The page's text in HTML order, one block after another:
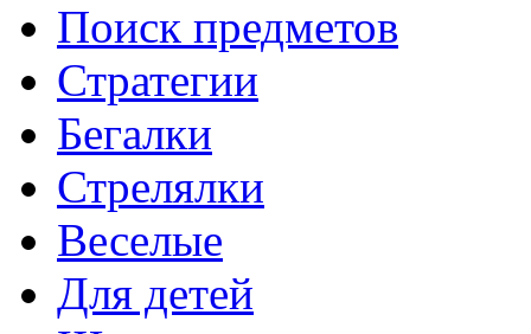
Поиск предметов
Стратегии
Бегалки
Стрелялки
Веселые
Для детей